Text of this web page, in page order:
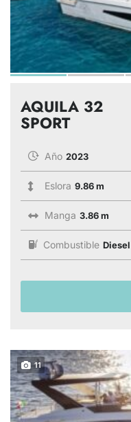
AQUILA 32
SPORT
Año 2023
Eslora 9.86 m
Manga 3.86 m
Combustible Diesel
11